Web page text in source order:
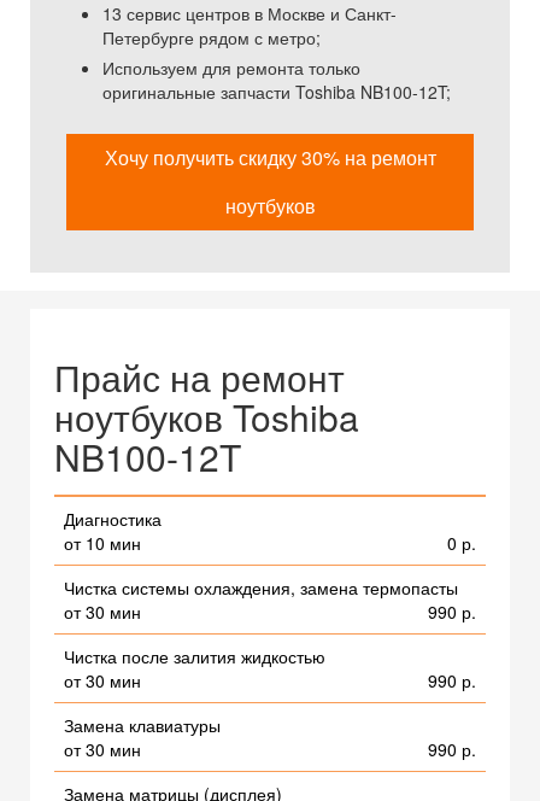
13 сервис центров в Москве и Санкт-
Петербурге рядом с метро;
Используем для ремонта только
оригинальные запчасти Toshiba NB100-12T;
Хочу получить скидку 30% на ремонт
ноутбуков
Прайс на ремонт
ноутбуков Toshiba
NB100-12T
Диагностика
от 10 мин
0 р.
Чистка системы охлаждения, замена термопасты
от 30 мин
990 р.
Чистка после залития жидкостью
от 30 мин
990 р.
Замена клавиатуры
от 30 мин
990 р.
Замена матрицы (дисплея)